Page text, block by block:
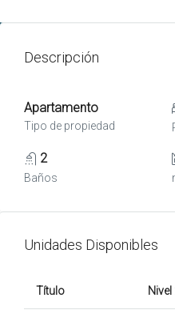
Descripción
Apartamento
Tipo de propiedad
2
Baños
Unidades Disponibles